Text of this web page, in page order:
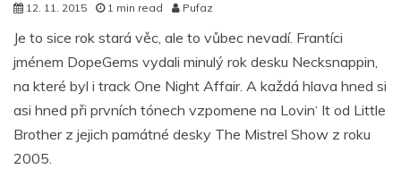
12. 11. 2015 1 min read Pufaz
Je to sice rok stará věc, ale to vůbec nevadí. Frantíci
jménem DopeGems vydali minulý rok desku Necksnappin,
na které byl i track One Night Affair. A každá hlava hned si
asi hned při prvních tónech vzpomene na Lovin‘ It od Little
Brother z jejich památné desky The Mistrel Show z roku
2005.